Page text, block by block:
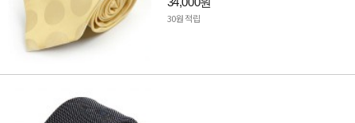
30원 적립